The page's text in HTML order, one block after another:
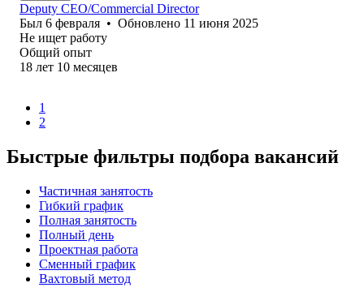
Deputy CEO/Commercial Director
Был 6 февраля • Обновлено 11 июня 2025
Не ищет работу
Общий опыт
18 лет 10 месяцев
1
2
Быстрые фильтры подбора вакансий
Частичная занятость
Гибкий график
Полная занятость
Полный день
Проектная работа
Сменный график
Вахтовый метод